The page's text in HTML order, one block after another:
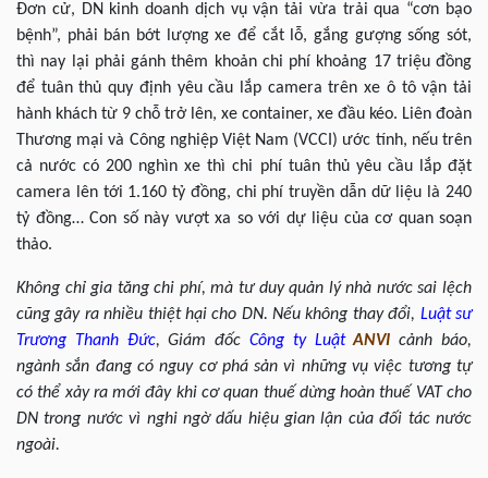
Đơn cử, DN kinh doanh dịch vụ vận tải vừa trải qua “cơn bạo
bệnh”, phải bán bớt lượng xe để cắt lỗ, gắng gượng sống sót,
thì nay lại phải gánh thêm khoản chi phí khoảng 17 triệu đồng
để tuân thủ quy định yêu cầu lắp camera trên xe ô tô vận tải
hành khách từ 9 chỗ trở lên, xe container, xe đầu kéo. Liên đoàn
Thương mại và Công nghiệp Việt Nam (VCCI) ước tính, nếu trên
cả nước có 200 nghìn xe thì chi phí tuân thủ yêu cầu lắp đặt
camera lên tới 1.160 tỷ đồng, chi phí truyền dẫn dữ liệu là 240
tỷ đồng… Con số này vượt xa so với dự liệu của cơ quan soạn
thảo.
Không chỉ gia tăng chi phí, mà tư duy quản lý nhà nước sai lệch
cũng gây ra nhiều thiệt hại cho DN. Nếu không thay đổi, Luật sư
Trương Thanh Đức, Giám đốcCông ty Luật ANVI cảnh báo,
ngành sắn đang có nguy cơ phá sản vì những vụ việc tương tự
có thể xảy ra mới đây khi cơ quan thuế dừng hoàn thuế VAT cho
DN trong nước vì nghi ngờ dấu hiệu gian lận của đối tác nước
ngoài.